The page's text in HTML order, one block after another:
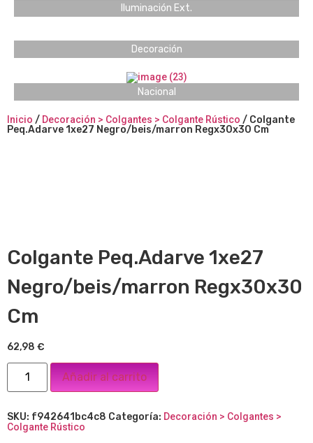
Iluminación Ext.
Decoración
Nacional
Inicio / Decoración > Colgantes > Colgante Rústico / Colgante
Peq.Adarve 1xe27 Negro/beis/marron Regx30x30 Cm
Colgante Peq.Adarve 1xe27
Negro/beis/marron Regx30x30
Cm
62,98 €
Añadir al carrito
SKU: f942641bc4c8 Categoría: Decoración > Colgantes >
Colgante Rústico